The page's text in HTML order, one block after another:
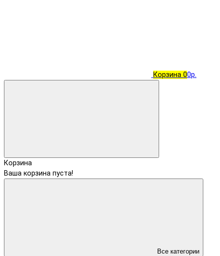
Корзина 00р.
Корзина
Ваша корзина пуста!
Все категории